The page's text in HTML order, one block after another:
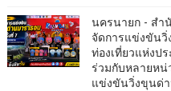
นครนายก - สำ
จัดการแข่งขันวิ่
ท่องเที่ยวแห่งป
ร่วมกับหลายหน่
แข่งขันวิ่งขุนด่า